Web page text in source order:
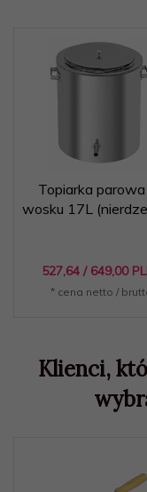
Topiarka
wosku 17L
527,64 / 649,00
* cena netto /
Klienci,